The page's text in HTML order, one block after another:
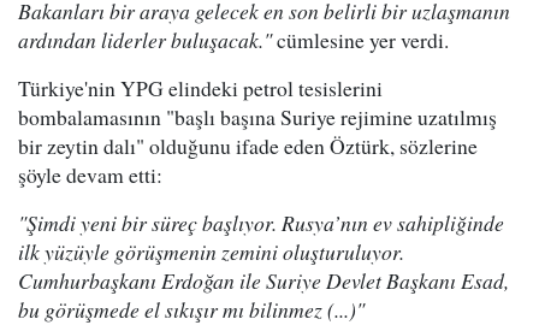
Bakanları bir araya gelecek en son belirli bir uzlaşmanın
ardından liderler buluşacak."cümlesine yer verdi.
Türkiye'nin YPG elindeki petrol tesislerini
bombalamasının "başlı başına Suriye rejimine uzatılmış
bir zeytin dalı" olduğunu ifade eden Öztürk, sözlerine
şöyle devam etti:
"Şimdi yeni bir süreç başlıyor. Rusya’nın ev sahipliğinde
ilk yüzüyle görüşmenin zemini oluşturuluyor.
Cumhurbaşkanı Erdoğan ile Suriye Devlet Başkanı Esad,
bu görüşmede el sıkışır mı bilinmez (...)"